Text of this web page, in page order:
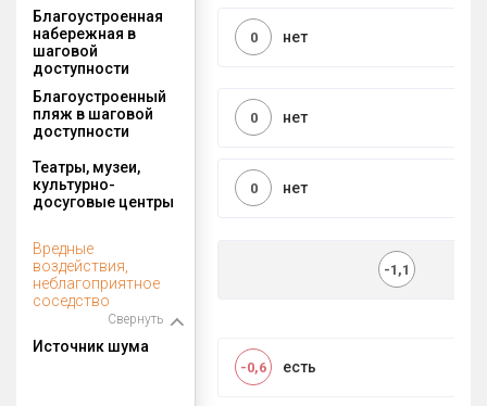
Благоустроенная
набережная в
шаговой
доступности
нет
0
Благоустроенный
пляж в шаговой
доступности
нет
0
Театры, музеи,
культурно-
досуговые центры
нет
0
Вредные
воздействия,
неблагоприятное
соседство
Свернуть
-1,1
Источник шума
есть
-0,6